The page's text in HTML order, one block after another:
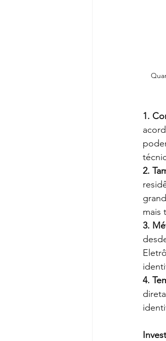
1.
2.
mais
3.
4.